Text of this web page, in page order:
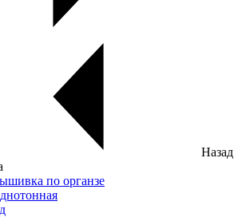
Назад
по органзе